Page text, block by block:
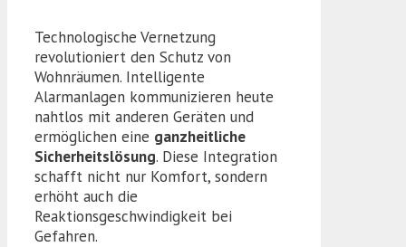
Technologische Vernetzung
revolutioniert den Schutz von
Wohnräumen. Intelligente
Alarmanlagen kommunizieren heute
nahtlos mit anderen Geräten und
ermöglichen eine ganzheitliche
Sicherheitslösung. Diese Integration
schafft nicht nur Komfort, sondern
erhöht auch die
Reaktionsgeschwindigkeit bei
Gefahren.